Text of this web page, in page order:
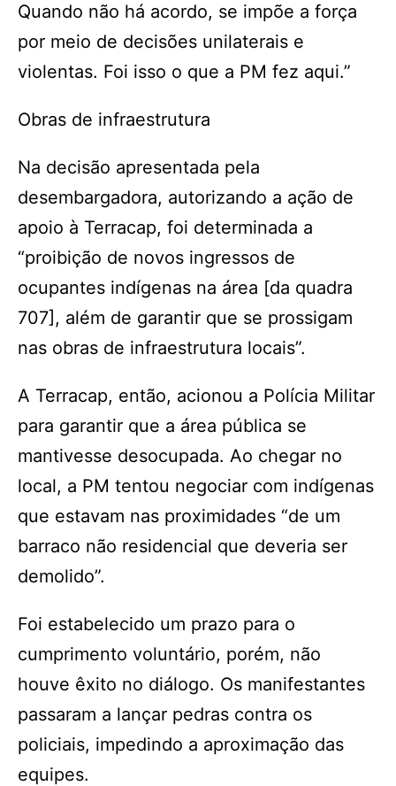
Quando não há acordo, se impõe a força
por meio de decisões unilaterais e
violentas. Foi isso o que a PM fez aqui.”
Obras de infraestrutura
Na decisão apresentada pela
desembargadora, autorizando a ação de
apoio à Terracap, foi determinada a
“proibição de novos ingressos de
ocupantes indígenas na área [da quadra
707], além de garantir que se prossigam
nas obras de infraestrutura locais”.
A Terracap, então, acionou a Polícia Militar
para garantir que a área pública se
mantivesse desocupada. Ao chegar no
local, a PM tentou negociar com indígenas
que estavam nas proximidades “de um
barraco não residencial que deveria ser
demolido”.
Foi estabelecido um prazo para o
cumprimento voluntário, porém, não
houve êxito no diálogo. Os manifestantes
passaram a lançar pedras contra os
policiais, impedindo a aproximação das
equipes.